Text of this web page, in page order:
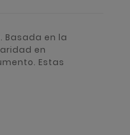
Basada en la
en
Estas